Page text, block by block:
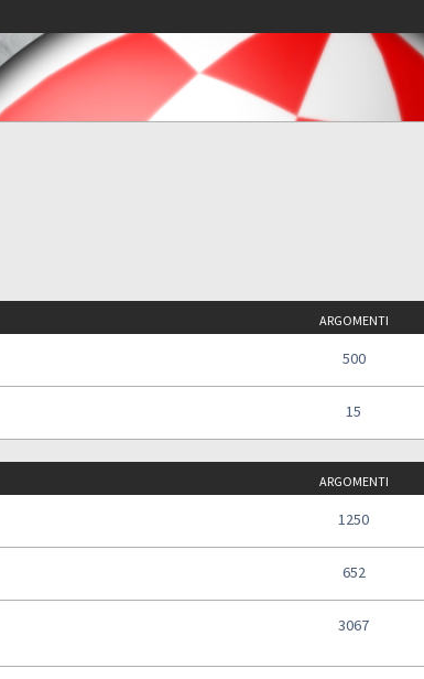
ARGOMENTI
500
15
ARGOMENTI
1250
652
3067